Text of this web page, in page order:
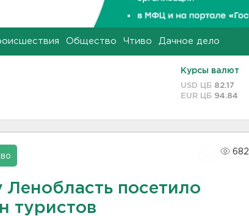
Общество Чтиво Дачное дело
Курсы валют
USD ЦБ 82.17
EUR ЦБ 94.84
682
Ленобласть посетило
туристов